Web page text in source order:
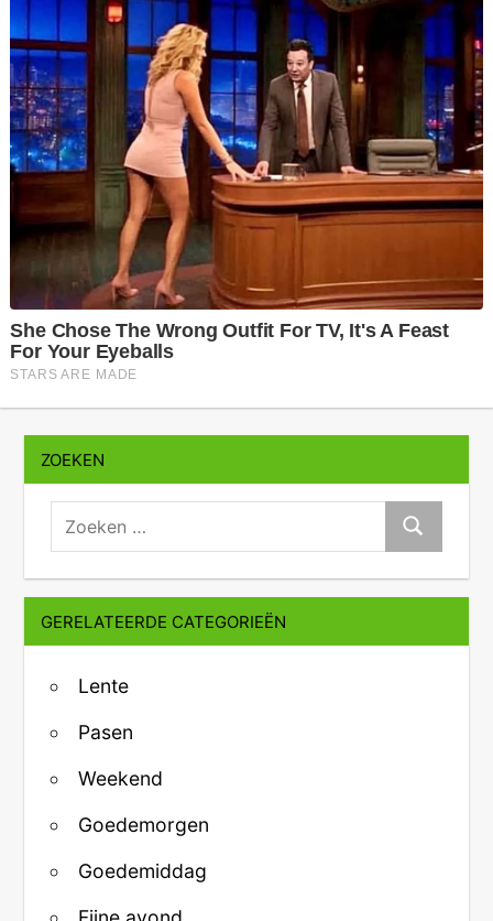
ZOEKEN
zoeken:
Zoeken
GERELATEERDE CATEGORIEËN
Lente
Pasen
Weekend
Goedemorgen
Goedemiddag